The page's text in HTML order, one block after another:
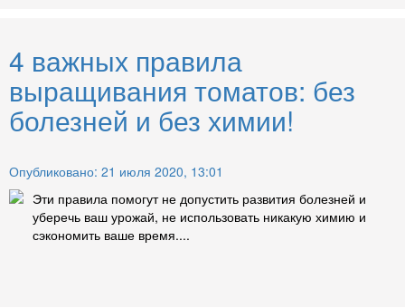
4 важных правила
выращивания томатов: без
болезней и без химии!
Опубликовано: 21 июля 2020, 13:01
Эти правила помогут не допустить развития болезней и
уберечь ваш урожай, не использовать никакую химию и
сэкономить ваше время....